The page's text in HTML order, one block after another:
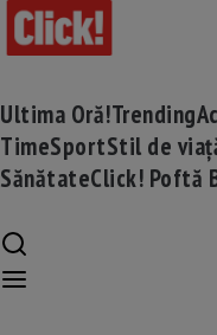
Ultima Oră!Trending
TimeSportStil de
SănătateClick! Poftă